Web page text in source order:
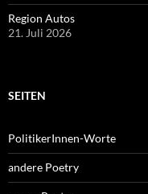
Region Autos
21. Juli 2026
SEITEN
PolitikerInnen-Worte
andere Poetry